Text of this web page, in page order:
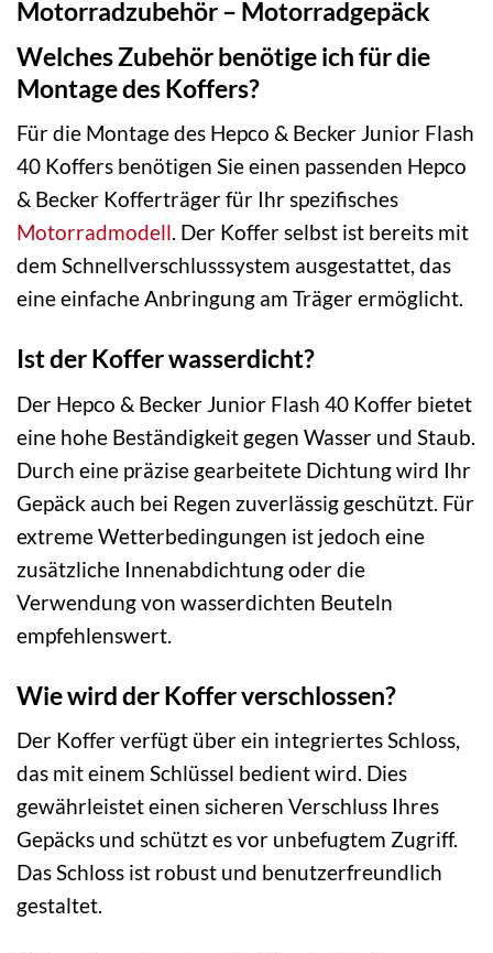
Motorradzubehör – Motorradgepäck
Welches Zubehör benötige ich für die
Montage des Koffers?
Für die Montage des Hepco & Becker Junior Flash
40 Koffers benötigen Sie einen passenden Hepco
& Becker Kofferträger für Ihr spezifisches
Motorradmodell. Der Koffer selbst ist bereits mit
dem Schnellverschlusssystem ausgestattet, das
eine einfache Anbringung am Träger ermöglicht.
Ist der Koffer wasserdicht?
Der Hepco & Becker Junior Flash 40 Koffer bietet
eine hohe Beständigkeit gegen Wasser und Staub.
Durch eine präzise gearbeitete Dichtung wird Ihr
Gepäck auch bei Regen zuverlässig geschützt. Für
extreme Wetterbedingungen ist jedoch eine
zusätzliche Innenabdichtung oder die
Verwendung von wasserdichten Beuteln
empfehlenswert.
Wie wird der Koffer verschlossen?
Der Koffer verfügt über ein integriertes Schloss,
das mit einem Schlüssel bedient wird. Dies
gewährleistet einen sicheren Verschluss Ihres
Gepäcks und schützt es vor unbefugtem Zugriff.
Das Schloss ist robust und benutzerfreundlich
gestaltet.